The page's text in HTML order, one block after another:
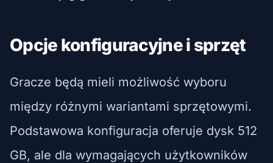
Opcje konfiguracyjne i sprzęt
Gracze będą mieli możliwość wyboru
między różnymi wariantami sprzętowymi.
Podstawowa konfiguracja oferuje dysk 512
GB, ale dla wymagających użytkowników